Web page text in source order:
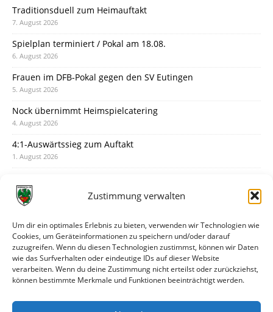
Zustimmung verwalten
Um dir ein optimales Erlebnis zu bieten, verwenden wir Technologien wie
Cookies, um Geräteinformationen zu speichern und/oder darauf
zuzugreifen. Wenn du diesen Technologien zustimmst, können wir Daten
wie das Surfverhalten oder eindeutige IDs auf dieser Website
verarbeiten. Wenn du deine Zustimmung nicht erteilst oder zurückziehst,
können bestimmte Merkmale und Funktionen beeinträchtigt werden.
Traditionsduell zum Heimauftakt
7. August 2026
Spielplan terminiert / Pokal am 18.08.
6. August 2026
Frauen im DFB-Pokal gegen den SV Eutingen
5. August 2026
Nock übernimmt Heimspielcatering
4. August 2026
4:1-Auswärtssieg zum Auftakt
1. August 2026
31. Juli 2026
30. Juli 2026
Deine Spielminute: 89+1
28. Juli 2026
Neuer Rückensponsor